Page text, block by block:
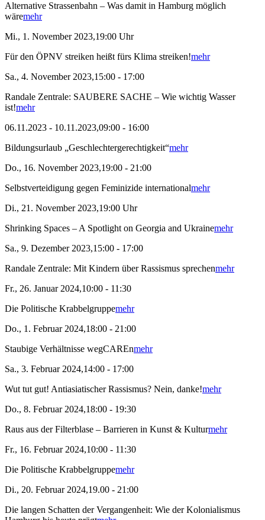
Alternative Strassenbahn – Was damit in Hamburg möglich
wäremehr
Mi., 1. November 2023,19:00 Uhr
Für den ÖPNV streiken heißt fürs Klima streiken!mehr
Sa., 4. November 2023,15:00 - 17:00
Randale Zentrale: SAUBERE SACHE – Wie wichtig Wasser
ist!mehr
06.11.2023 - 10.11.2023,09:00 - 16:00
Bildungsurlaub „Geschlechtergerechtigkeit“mehr
Do., 16. November 2023,19:00 - 21:00
Selbstverteidigung gegen Feminizide internationalmehr
Di., 21. November 2023,19:00 Uhr
Shrinking Spaces – A Spotlight on Georgia and Ukrainemehr
Sa., 9. Dezember 2023,15:00 - 17:00
Randale Zentrale: Mit Kindern über Rassismus sprechenmehr
Fr., 26. Januar 2024,10:00 - 11:30
Die Politische Krabbelgruppemehr
Do., 1. Februar 2024,18:00 - 21:00
Staubige Verhältnisse wegCAREnmehr
Sa., 3. Februar 2024,14:00 - 17:00
Wut tut gut! Antiasiatischer Rassismus? Nein, danke!mehr
Do., 8. Februar 2024,18:00 - 19:30
Raus aus der Filterblase – Barrieren in Kunst & Kulturmehr
Fr., 16. Februar 2024,10:00 - 11:30
Die Politische Krabbelgruppemehr
Di., 20. Februar 2024,19.00 - 21:00
Die langen Schatten der Vergangenheit: Wie der Kolonialismus